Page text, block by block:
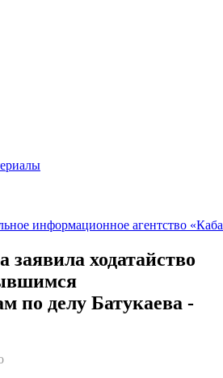
заявила ходатайство
по делу Батукаева -